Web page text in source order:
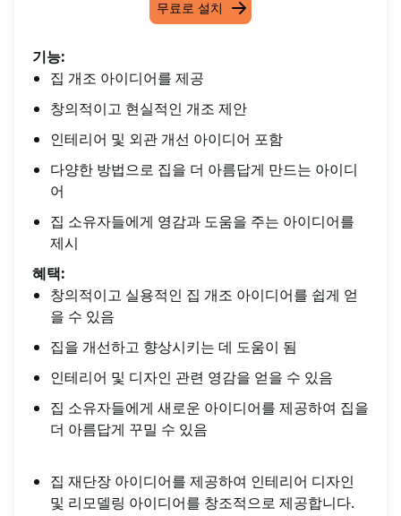
무료로 설치
기능:
집 개조 아이디어를 제공
창의적이고 현실적인 개조 제안
인테리어 및 외관 개선 아이디어 포함
다양한 방법으로 집을 더 아름답게 만드는 아이디
어
집 소유자들에게 영감과 도움을 주는 아이디어를
제시
혜택:
창의적이고 실용적인 집 개조 아이디어를 쉽게 얻
을 수 있음
집을 개선하고 향상시키는 데 도움이 됨
인테리어 및 디자인 관련 영감을 얻을 수 있음
집 소유자들에게 새로운 아이디어를 제공하여 집을
더 아름답게 꾸밀 수 있음
집 재단장 아이디어를 제공하여 인테리어 디자인
및 리모델링 아이디어를 창조적으로 제공합니다.